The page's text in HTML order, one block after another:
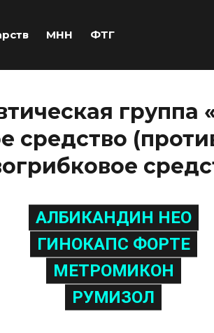
МНН ФТГ
группа
средство
АЛБИКАНДИН НЕО
ГИНОКАПС ФОРТЕ
МЕТРОМИКОН
РУМИЗОЛ